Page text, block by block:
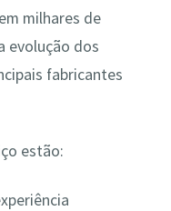
milhares de
evolução dos
fabricantes
estão: